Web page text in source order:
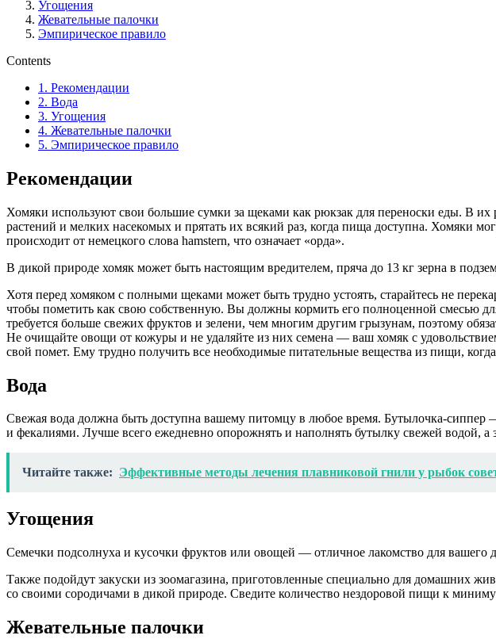
Угощения
Жевательные палочки
Эмпирическое правило
Contents
1. Рекомендации
2. Вода
3. Угощения
4. Жевательные палочки
5. Эмпирическое правило
Рекомендации
Хомяки используют свои большие сумки за щеками как рюкзак для переноски еды. В
растений и мелких насекомых и прятать их всякий раз, когда пища доступна. Хомяки
происходит от немецкого слова hamstern, что означает «орда».
В дикой природе хомяк может быть настоящим вредителем, пряча до 13 кг зерна в
Хотя перед хомяком с полными щеками может быть трудно устоять, старайтесь не
чтобы пометить как свою собственную. Вы должны кормить его полноценной смесью
требуется больше свежих фруктов и зелени, чем многим другим грызунам, поэтому
Не очищайте овощи от кожуры и не удаляйте из них семена — ваш хомяк с
свой помет. Ему трудно получить все необходимые питательные вещества из пищи,
Вода
Свежая вода должна быть доступна вашему питомцу в любое время. Бутылочка-
и фекалиями. Лучше всего ежедневно опорожнять и наполнять бутылку свежей водой,
Читайте также: Эффективные методы лечения плавниковой гнили у рыбок
Угощения
Семечки подсолнуха и кусочки фруктов или овощей — отличное лакомство для
Также подойдут закуски из зоомагазина, приготовленные специально для домашних
со своими сородичами в дикой природе. Сведите количество нездоровой пищи к
Жевательные палочки